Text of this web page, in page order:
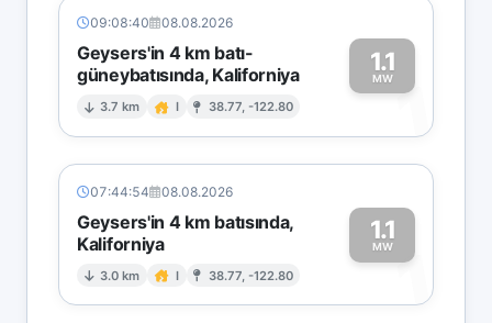
09:08:40 08.08.2026
Geysers'in 4 km batı-
güneybatısında, Kaliforniya
3.7 km I 38.77, -122.80
1.1
MW1
07:44:54 08.08.2026
Geysers'in 4 km batısında,
Kaliforniya
3.0 km I 38.77, -122.80
1.1
MW1